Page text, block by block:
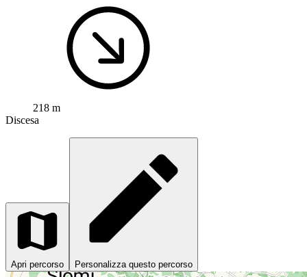
218 m
Discesa
Apri percorso Personalizza questo percorso